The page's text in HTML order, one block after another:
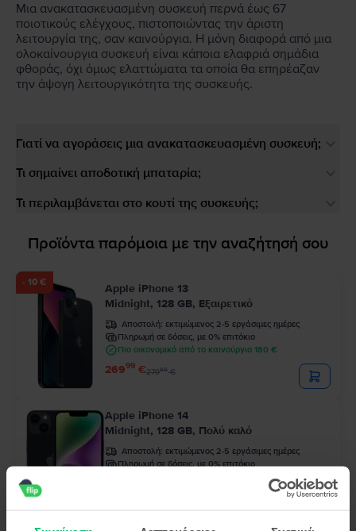
Μια ανακατασκευασμένη συσκευή περνά έως 67
ποιοτικούς ελέγχους, πιστοποιώντας την άριστη
λειτουργία της, σαν καινούργια. Η μόνη διαφορά από μια
ολοκαίνουργια συσκευή είναι κάποια ελαφριά σημάδια
φθοράς, όχι όμως ελαττώματα τα οποία θα επηρέαζαν
την άψογη λειτουργικότητα της συσκευής.
Γιατί να αγοράσεις μια ανακατασκευασμένη συσκευή;
Τι σημαίνει αποδοτική μπαταρία;
Τι περιλαμβάνεται στο κουτί της συσκευής;
Προϊόντα παρόμοια με την αναζήτησή σου
- 10 €
Apple iPhone 13
Midnight, 128 GB, Εξαιρετικό
Αποστολή: εκτιμώμενος 2-5 εργάσιμες ημέρες
Πληρωμή σε δόσεις, με 0% επιτόκιο
Πιο οικονομικό από το καινούργιο 180 €
26999 €27999€
Apple iPhone 14
Midnight, 128 GB, Πολύ καλό
Αποστολή: εκτιμώμενος 2-5 εργάσιμες ημέρες
Πληρωμή σε δόσεις, με 0% επιτόκιο
Πιο οικονομικό από το καινούργιο 240 €